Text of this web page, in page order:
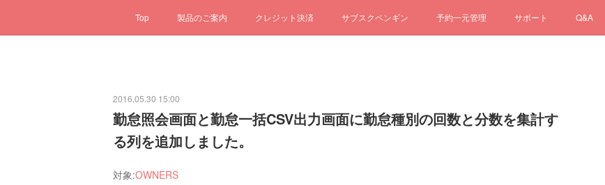
Top 製品のご案内 クレジット決済 サブスクペンギン 予約一元管理 サポート Q&A
2016.05.30 15:00
勤怠照会画面と勤怠一括CSV出力画面に勤怠種別の回数と分数を集計す
る列を追加しました。
対象:OWNERS